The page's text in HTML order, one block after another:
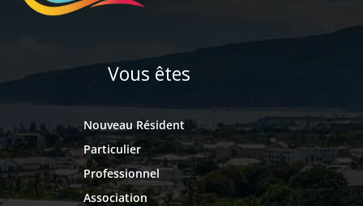
Vous êtes
Nouveau Résident
Particulier
Professionnel
Association